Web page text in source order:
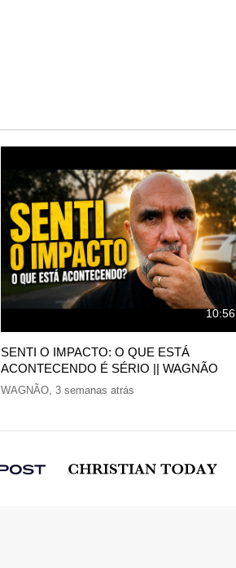
10:56
SENTI O IMPACTO: O QUE ESTÁ
ACONTECENDO É SÉRIO || WAGNÃO
WAGNÃO, 3 semanas atrás